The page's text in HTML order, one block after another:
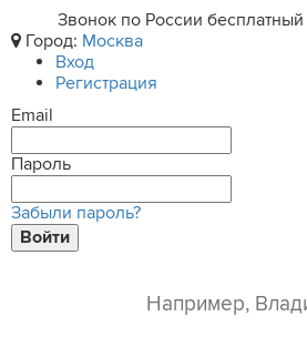
Звонок по России бесплатный
Город: Москва
Вход
Регистрация
Email
Пароль
Забыли пароль?
Войти